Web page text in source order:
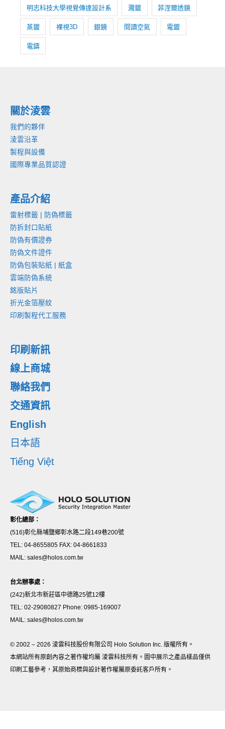
明志科技大學視覺傳達設計系 濺鍍 菲涅爾透鏡
蒸鍍 裸視3D 銀鏡 閱讀空氣 電鍍
電鑄
關於淩雲
我們的夥伴
淩雲沿革
製程與設備
國際專業品質認證
產品介紹
雷射標籤 | 防偽標籤
防拆封口貼紙
防偽有價證券
防偽文件證件
防偽包裝貼紙 | 紙盒
雲端防偽系統
銘版貼片
折光金箔壓紋
印刷製程代工服務
印刷新訊
線上商城
聯絡我們
交通資訊
English
日本語
Tiếng Việt
彰化總部：
(516)彰化縣埔鹽鄉彰水路二段149巷200號
TEL: 04-8655805 FAX: 04-8661833
MAIL: sales@holos.com.tw
台北辦事處：
(242)新北市新莊區中德路25號12樓
TEL: 02-29080827 Phone: 0985-169007
MAIL: sales@holos.com.tw
© 2002 – 2026 淩雲科技股份有限公司 Holo Solution Inc. 版權所有。
本網站所有原創內容之著作權均屬 淩雲科技所有。圖中展示之產品樣品僅供
印刷工藝參考，其原始商標與設計著作權屬原委託客戶所有。